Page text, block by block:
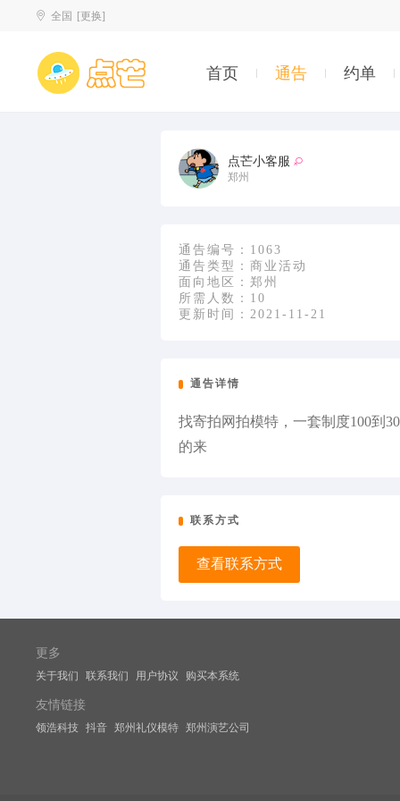
全国 [更换]
首页 通告 约单
点芒小客服
郑州
通告编号： 1063
通告类型： 商业活动
面向地区： 郑州
所需人数： 10
更新时间： 2021-11-21
通告详情
找寄拍网拍模特，一套制度100到
的来
联系方式
查看联系方式
更多
关于我们 联系我们 用户协议 购买本系统
友情链接
领浩科技 抖音 郑州礼仪模特 郑州演艺公司